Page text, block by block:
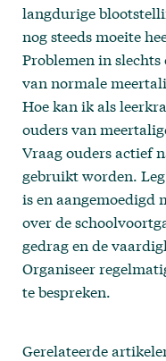
langdurige
nog steeds moeite
Problemen in
van normale
Hoe kan ik als
ouders van
Vraag ouders actief
gebruikt worden.
is en aangemoedigd
over de
gedrag en de
Organiseer
te bespreken.
Gerelateerde